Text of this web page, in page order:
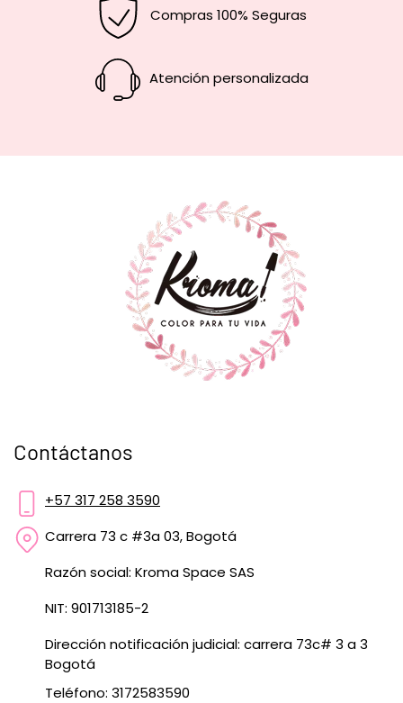
Compras 100% Seguras
Atención personalizada
Contáctanos
+57 317 258 3590
Carrera 73 c #3a 03, Bogotá
Razón social: Kroma Space SAS
NIT: 901713185-2
Dirección notificación judicial: carrera 73c# 3 a 3
Bogotá
Teléfono: 3172583590